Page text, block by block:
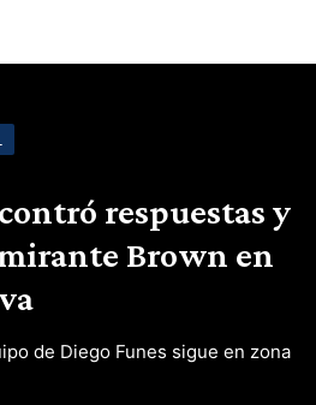
respuestas y
Brown en
de Diego Funes sigue en zona